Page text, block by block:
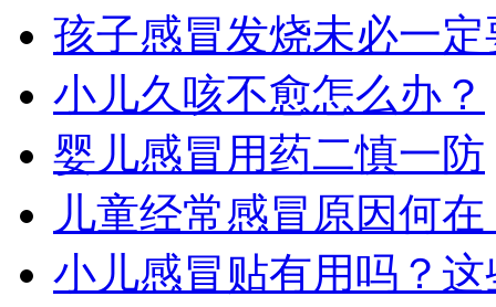
孩子感冒发烧未必一
小儿久咳不愈怎么办？
婴儿感冒用药二慎一防
儿童经常感冒原因何
小儿感冒贴有用吗？